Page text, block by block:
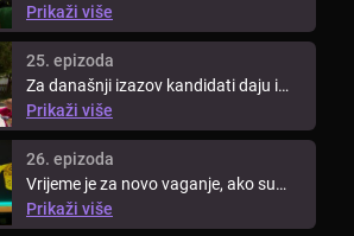
ostatkom kandidata u novom
izazovu. ...
Prikaži više
25. epizoda
Za današnji izazov kandidati daju i
preko 110% sebe jer ako uspiju ...
Prikaži više
26. epizoda
Vrijeme je za novo vaganje, ako su
kandidati izgubili preko 38 kg, ...
Prikaži više